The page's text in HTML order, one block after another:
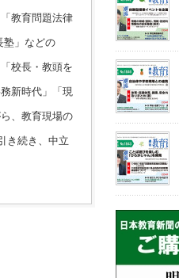
教育問題法律
塾」などの
校長・教頭を
新時代」「現
、教育現場の
き続き、中立